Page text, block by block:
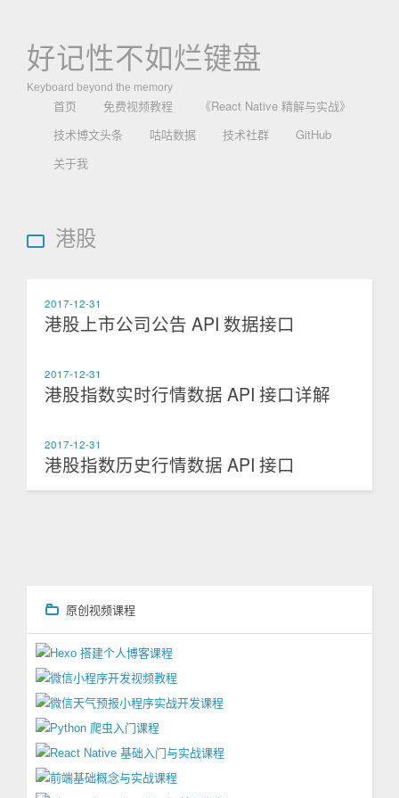
好记性不如烂键盘
Keyboard beyond the memory
首页 免费视频教程
《React Native 精解与实战》
技术博文头条
咕咕数据 技术社群
GitHub
关于我
港股
2017-12-31
港股上市公司公告 API 数据接口
2017-12-31
港股指数实时行情数据 API 接口详解
2017-12-31
港股指数历史行情数据 API 接口
原创视频课程